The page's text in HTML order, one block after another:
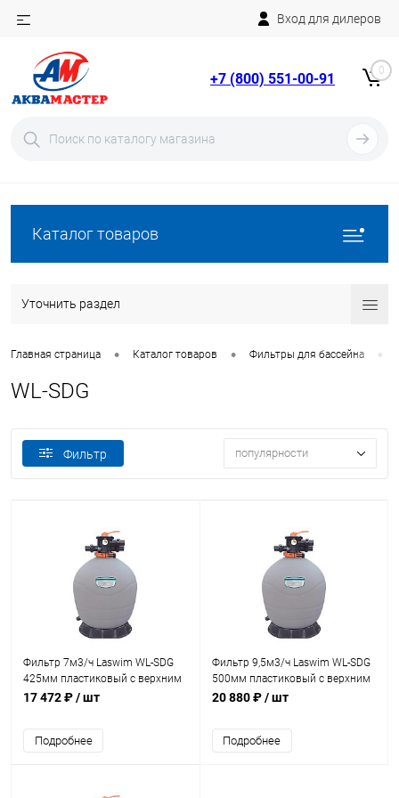
Вход для дилеров
+7 (800) 551-00-91 0
Каталог товаров
Уточнить раздел
Главная страница • Каталог товаров • Фильтры для бассейна •
WL-SDG
Фильтр популярности
Фильтр 7м3/ч Laswim WL-SDG
425мм пластиковый с верхним
вентилем 1 1/2" (WL-SDG-17)
17 472 ₽/ шт
Подробнее
Фильтр 9,5м3/ч Laswim WL-SDG
500мм пластиковый с верхним
вентилем 1 1/2" (WL-SDG-20)
20 880 ₽/ шт
Подробнее